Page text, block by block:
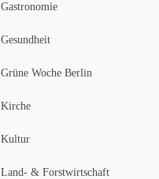
Gastronomie
Gesundheit
Grüne Woche Berlin
Kirche
Kultur
Land- & Forstwirtschaft